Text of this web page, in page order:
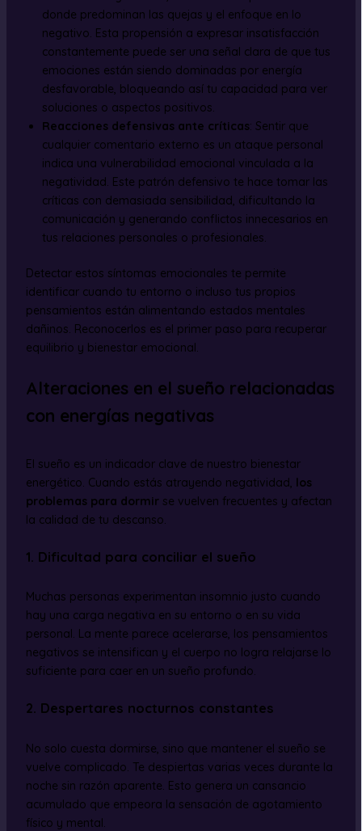
donde predominan las quejas y el enfoque en lo
negativo. Esta propensión a expresar insatisfacción
constantemente puede ser una señal clara de que tus
emociones están siendo dominadas por energía
desfavorable, bloqueando así tu capacidad para ver
soluciones o aspectos positivos.
Reacciones defensivas ante críticas: Sentir que
cualquier comentario externo es un ataque personal
indica una vulnerabilidad emocional vinculada a la
negatividad. Este patrón defensivo te hace tomar las
críticas con demasiada sensibilidad, dificultando la
comunicación y generando conflictos innecesarios en
tus relaciones personales o profesionales.
Detectar estos síntomas emocionales te permite
identificar cuando tu entorno o incluso tus propios
pensamientos están alimentando estados mentales
dañinos. Reconocerlos es el primer paso para recuperar
equilibrio y bienestar emocional.
Alteraciones en el sueño relacionadas
con energías negativas
El sueño es un indicador clave de nuestro bienestar
energético. Cuando estás atrayendo negatividad, los
problemas para dormirse vuelven frecuentes y afectan
la calidad de tu descanso.
1. Dificultad para conciliar el sueño
Muchas personas experimentan insomnio justo cuando
hay una carga negativa en su entorno o en su vida
personal. La mente parece acelerarse, los pensamientos
negativos se intensifican y el cuerpo no logra relajarse lo
suficiente para caer en un sueño profundo.
2. Despertares nocturnos constantes
No solo cuesta dormirse, sino que mantener el sueño se
vuelve complicado. Te despiertas varias veces durante la
noche sin razón aparente. Esto genera un cansancio
acumulado que empeora la sensación de agotamiento
físico y mental.